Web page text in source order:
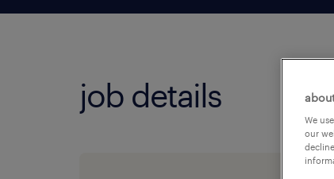
job details
We
our